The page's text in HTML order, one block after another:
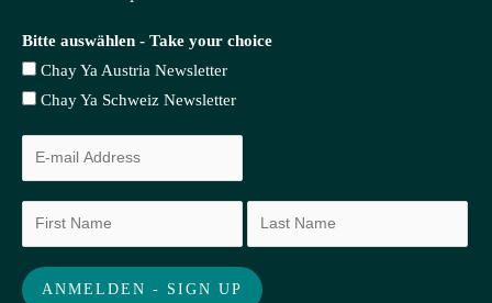
Bitte auswählen - Take your choice
Chay Ya Austria Newsletter
Chay Ya Schweiz Newsletter